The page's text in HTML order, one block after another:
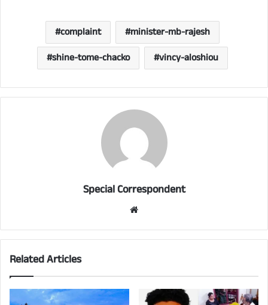
complaint
minister-mb-rajesh
shine-tome-chacko
vincy-aloshiou
Special Correspondent
Related Articles